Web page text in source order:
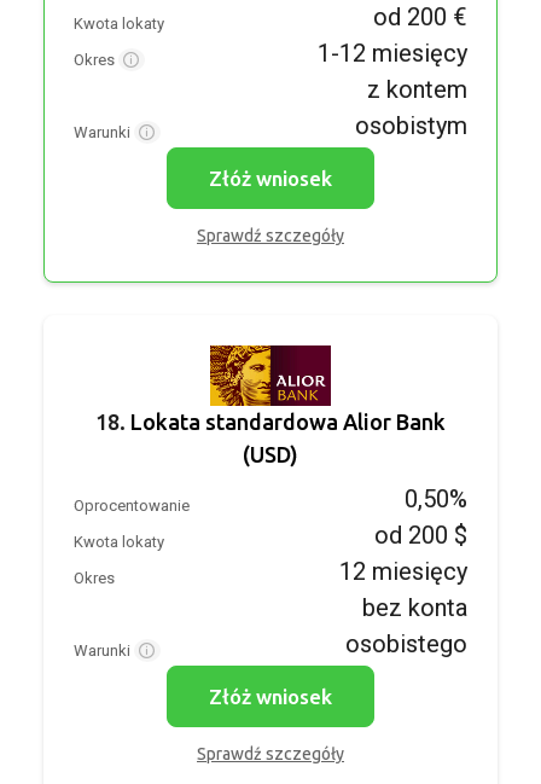
Kwota lokaty od 200 €
Okres 1-12 miesięcy
Warunki
z kontem
osobistym
Złóż wniosek
Sprawdź szczegóły
18. Lokata standardowa Alior Bank
(USD)
Oprocentowanie 0,50%
Kwota lokaty od 200 $
Okres 12 miesięcy
Warunki
bez konta
osobistego
Złóż wniosek
Sprawdź szczegóły